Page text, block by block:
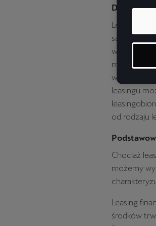
Definicja
Leasing
samochodu
warunkach
miesięczne.
wniesienie
leasingu
od rodzaju
Chociaż
możemy
Leasing
środków